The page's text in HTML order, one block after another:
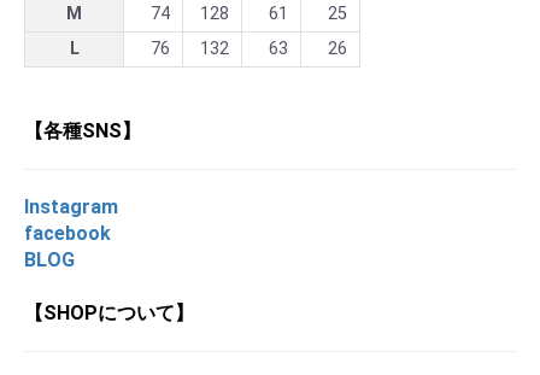
M
74 128 61
25
L
76 132 63 26
【各種SNS】
Instagram
facebook
BLOG
【SHOPについて】